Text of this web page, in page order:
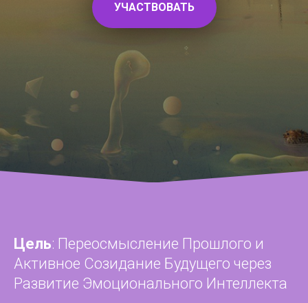
УЧАСТВОВАТЬ
Цель: Переосмысление Прошлого и
Активное Созидание Будущего через
Развитие Эмоционального Интеллекта